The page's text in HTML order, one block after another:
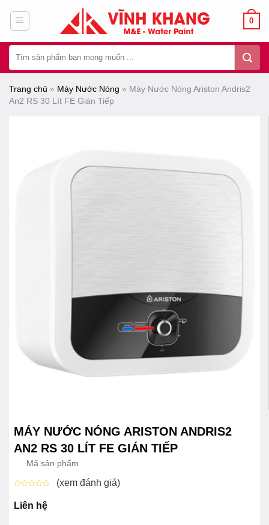
dung
0
kiếm:
Trang chủ » Máy Nước Nóng » Máy Nước Nóng Ariston Andris2
An2 RS 30 Lít FE Gián Tiếp
MÁY NƯỚC NÓNG ARISTON ANDRIS2
AN2 RS 30 LÍT FE GIÁN TIẾP
Mã sản phẩm
xếp
hạng
(xem đánh giá)
Liên hệ